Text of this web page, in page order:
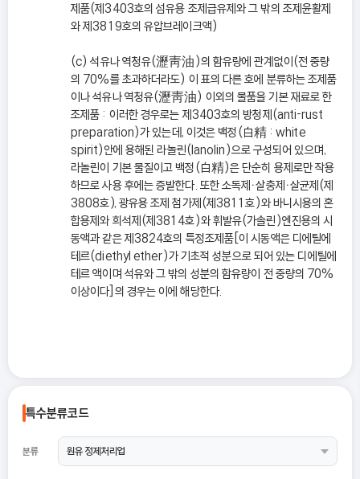
제품(제3403호의 섬유용 조제급유제와 그 밖의 조제윤활제
와 제3819호의 유압브레이크액)
(c) 석유나 역청유(瀝靑油)의 함유량에 관계없이(전 중량
의 70%를 초과하더라도) 이 표의 다른 호에 분류하는 조제품
이나 석유나 역청유(瀝靑油) 이외의 물품을 기본 재료로 한
조제품 : 이러한 경우로는 제3403호의 방청제(anti-rust
preparation)가 있는데, 이것은 백정(白精 : white
spirit)안에 용해된 라놀린(lanolin)으로 구성되어 있으며,
라놀린이 기본 물질이고 백정(白精)은 단순히 용제로만 작용
하므로 사용 후에는 증발한다. 또한 소독제ㆍ살충제ㆍ살균제(제
3808호), 광유용 조제 첨가제(제3811호)와 바니시용의 혼
합용제와 희석제(제3814호)와 휘발유(가솔린)엔진용의 시
동액과 같은 제3824호의 특정조제품[이 시동액은 디에틸에
테르(diethyl ether)가 기초적 성분으로 되어 있는 디에틸에
테르 액이며 석유와 그 밖의 성분의 함유량이 전 중량의 70%
이상이다]의 경우는 이에 해당한다.
특수분류코드
분류